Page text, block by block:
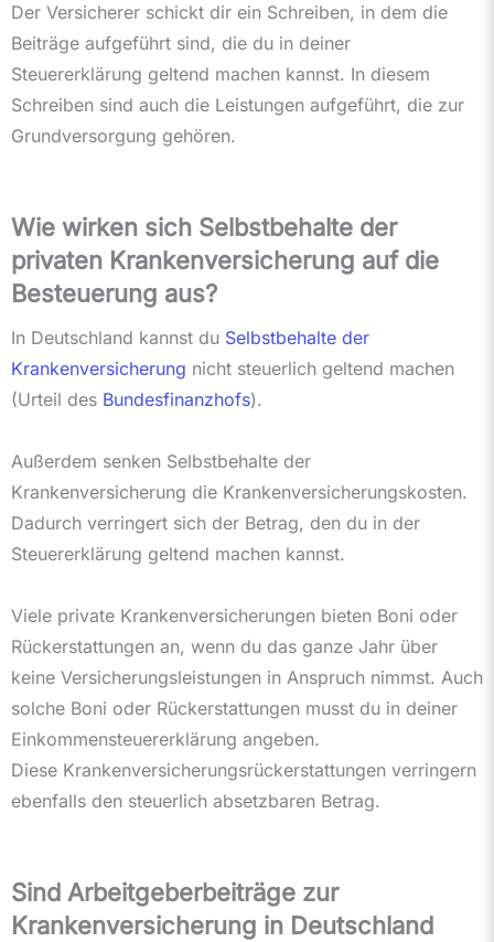
Der Versicherer schickt dir ein Schreiben, in dem die
Beiträge aufgeführt sind, die du in deiner
Steuererklärung geltend machen kannst. In diesem
Schreiben sind auch die Leistungen aufgeführt, die zur
Grundversorgung gehören.
Wie wirken sich Selbstbehalte der
privaten Krankenversicherung auf die
Besteuerung aus?
In Deutschland kannst du Selbstbehalte der
Krankenversicherung nicht steuerlich geltend machen
(Urteil des Bundesfinanzhofs).
Außerdem senken Selbstbehalte der
Krankenversicherung die Krankenversicherungskosten.
Dadurch verringert sich der Betrag, den du in der
Steuererklärung geltend machen kannst.
Viele private Krankenversicherungen bieten Boni oder
Rückerstattungen an, wenn du das ganze Jahr über
keine Versicherungsleistungen in Anspruch nimmst. Auch
solche Boni oder Rückerstattungen musst du in deiner
Einkommensteuererklärung angeben.
Diese Krankenversicherungsrückerstattungen verringern
ebenfalls den steuerlich absetzbaren Betrag.
Sind Arbeitgeberbeiträge zur
Krankenversicherung in Deutschland